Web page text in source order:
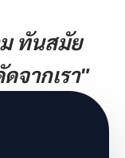
ทันสมัย
จากเรา"